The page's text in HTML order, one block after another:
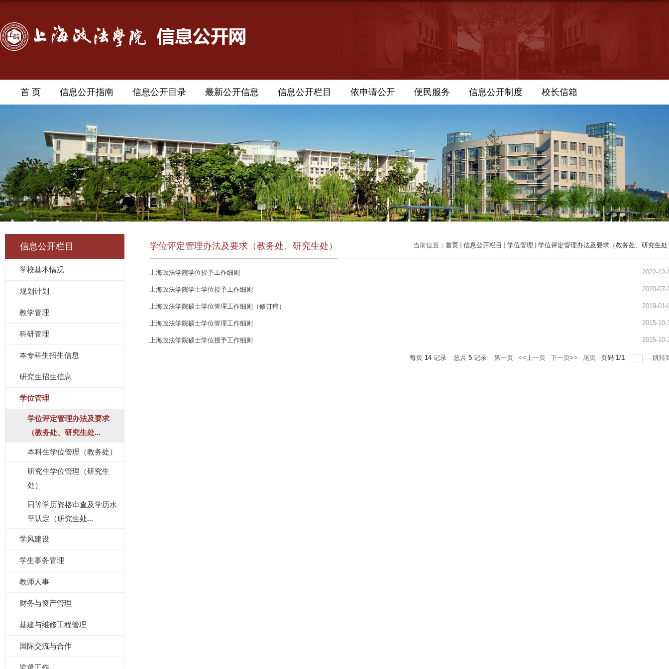
首 页 信息公开指南 信息公开目录 最新公开信息 信息公开栏目 依申请公开 便民服务 信息公开制度 校长信箱
信息公开栏目
学校基本情况
规划计划
教学管理
科研管理
本专科生招生信息
研究生招生信息
学位管理
学位评定管理办法及要求
（教务处、研究生处...
本科生学位管理（教务处）
研究生学位管理（研究生
处）
同等学历资格审查及学历水
平认定（研究生处...
学风建设
学生事务管理
教师人事
财务与资产管理
基建与维修工程管理
国际交流与合作
监督工作
当前位置： 首页 信息公开栏目 学位管理 学位评定管理办法及要求（教务处、研究生处
学位评定管理办法及要求（教务处、研究生处）
上海政法学院学位授予工作细则 2022-12-
上海政法学院学士学位授予工作细则 2020-07-
上海政法学院硕士学位管理工作细则（修订稿） 2019-01-
上海政法学院硕士学位管理工作细则 2015-10-
上海政法学院硕士学位授予工作细则 2015-10-
每页 14记录 总共 5 记录 第一页 <<上一页 下一页>> 尾页 页码 1/1 跳转